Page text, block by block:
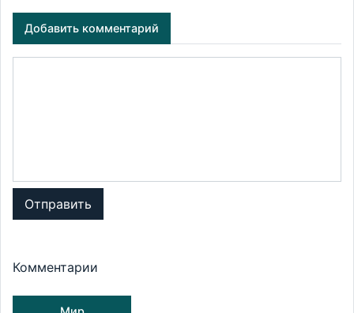
Добавить комментарий
Отправить
Комментарии